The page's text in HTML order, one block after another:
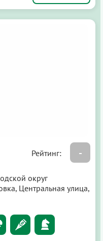
Рейтинг: -
округ
Центральная улица,